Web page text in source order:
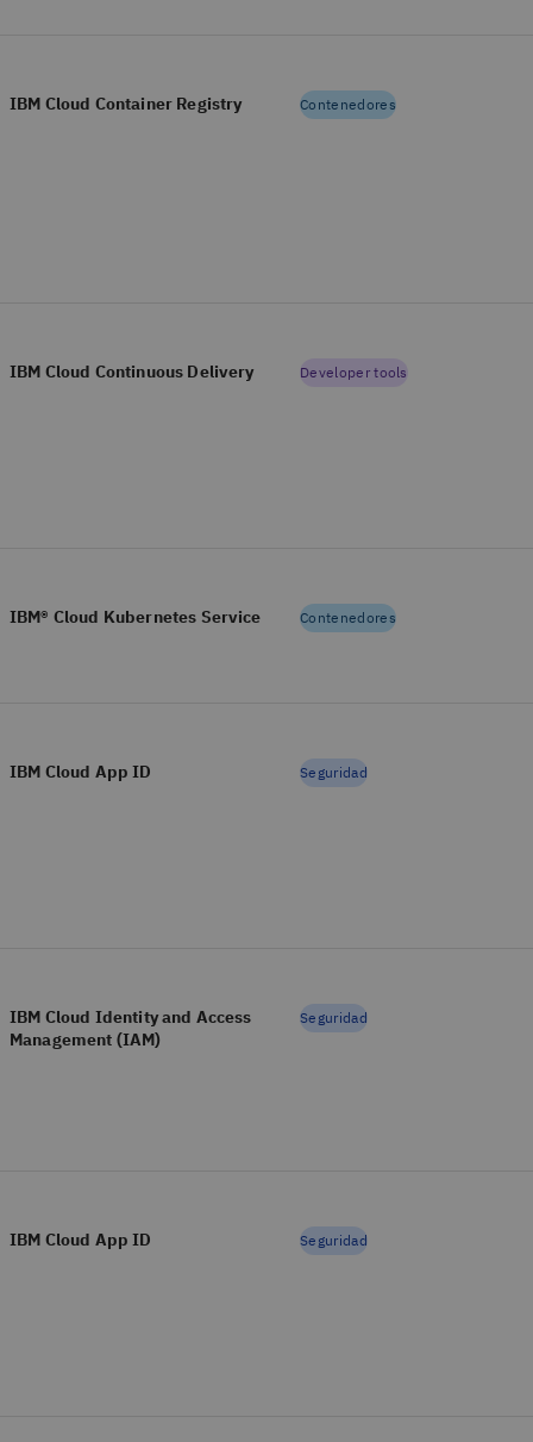
IBM Cloud Container Registry Contenedores
IBM Cloud Continuous Delivery Developer tools
IBM® Cloud Kubernetes Service Contenedores
IBM Cloud App ID Seguridad
IBM Cloud Identity and Access
Management (IAM)
Seguridad
IBM Cloud App ID Seguridad